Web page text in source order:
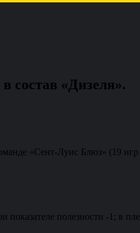
состав «Дизеля».
«Сент-Луис Блюз» (19
полезности -1; в